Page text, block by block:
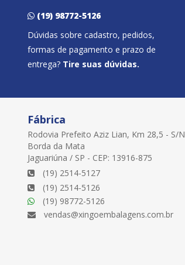
(19) 98772-5126
Dúvidas sobre cadastro, pedidos,
formas de pagamento e prazo de
entrega? Tire suas dúvidas.
Fábrica
Rodovia Prefeito Aziz Lian, Km 28,5 - S/N
Borda da Mata
Jaguariúna / SP - CEP: 13916-875
(19) 2514-5127
(19) 2514-5126
(19) 98772-5126
vendas@xingoembalagens.com.br